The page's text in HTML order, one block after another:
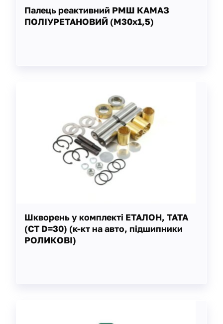
Палець реактивний РМШ КАМАЗ
ПОЛІУРЕТАНОВИЙ (М30х1,5)
Шкворень у комплекті ЕТАЛОН, ТАТА
(СТ D=30) (к-кт на авто, підшипники
РОЛИКОВІ)